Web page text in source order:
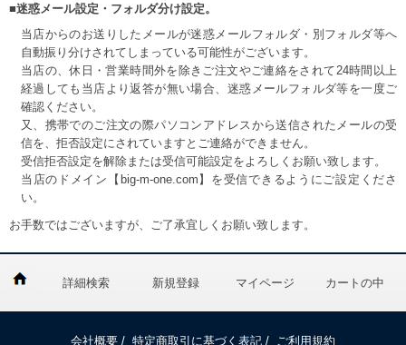
■迷惑メール設定・フォルダ分け設定。
当店からのお送りしたメールが迷惑メールフォルダ・別フォルダ等へ
自動振り分けされてしまっている可能性がございます。
当店の、休日・営業時間外を除きご注文やご連絡をされて24時間以上
経過しても当店より返答が無い場合、迷惑メールフォルダ等を一度ご
確認ください。
又、携帯でのご注文の際パソコンアドレスから送信されたメールの受
信を、拒否設定にされていますとご連絡ができません。
受信拒否設定を解除または受信可能設定をよろしくお願い致します。
当店のドメイン【big-m-one.com】を受信できるようにご設定くださ
い。
お手数ではございますが、ご了承宜しくお願い致します。
詳細検索 新規登録 マイページ カートの中
会社概要 / 特定商取引に基づく表記 / ご利用規約